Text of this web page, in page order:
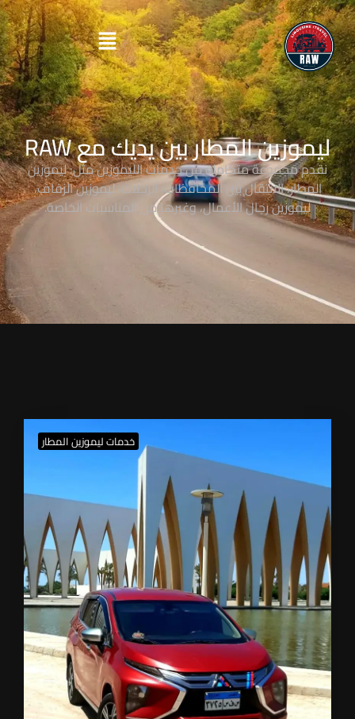
ليموزين المطار بين يديك مع RAW
نقدم مجموعة متكاملة من خدمات الليموزين مثل: ليموزين
المطار، الانتقال بين المحافظات، الرحلات، ليموزين الزفاف،
ليموزين رجال الأعمال، وغيرها من المناسبات الخاصة.
خدمات ليموزين المطار